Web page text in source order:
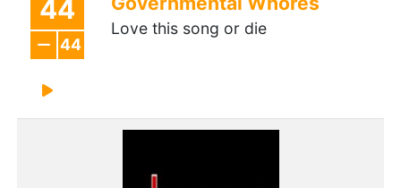
44
44
Love this song or die